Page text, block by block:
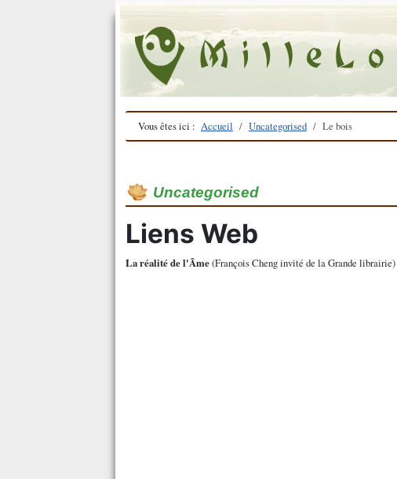
Vous êtes ici : Accueil Uncategorised Le bois
Uncategorised
Liens Web
La réalité de l'Âme(François Cheng invité de la Grande librairie)